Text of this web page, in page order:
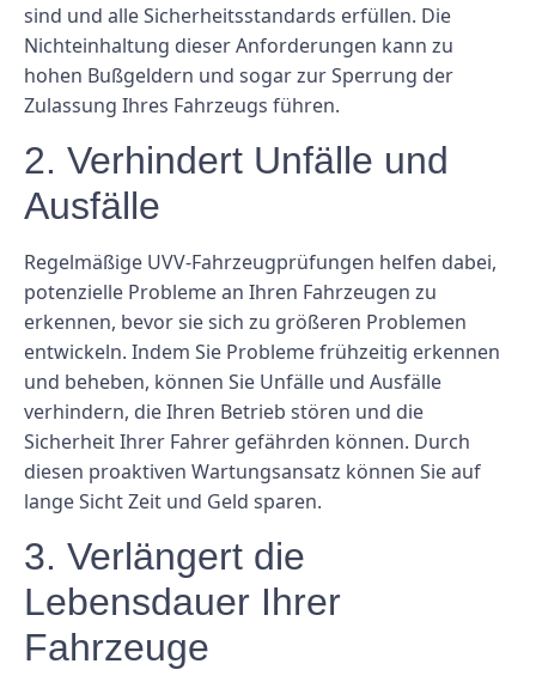
sind und alle Sicherheitsstandards erfüllen. Die
Nichteinhaltung dieser Anforderungen kann zu
hohen Bußgeldern und sogar zur Sperrung der
Zulassung Ihres Fahrzeugs führen.
2. Verhindert Unfälle und
Ausfälle
Regelmäßige UVV-Fahrzeugprüfungen helfen dabei,
potenzielle Probleme an Ihren Fahrzeugen zu
erkennen, bevor sie sich zu größeren Problemen
entwickeln. Indem Sie Probleme frühzeitig erkennen
und beheben, können Sie Unfälle und Ausfälle
verhindern, die Ihren Betrieb stören und die
Sicherheit Ihrer Fahrer gefährden können. Durch
diesen proaktiven Wartungsansatz können Sie auf
lange Sicht Zeit und Geld sparen.
3. Verlängert die
Lebensdauer Ihrer
Fahrzeuge